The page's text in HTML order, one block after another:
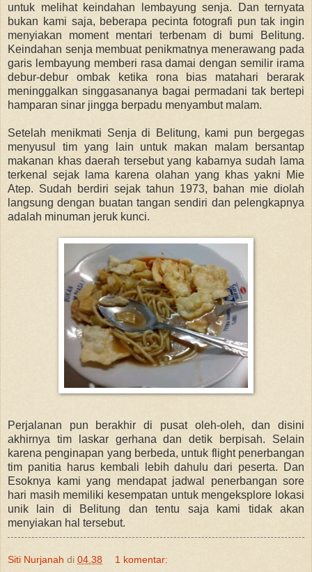
untuk melihat keindahan lembayung senja. Dan ternyata
bukan kami saja, beberapa pecinta fotografi pun tak ingin
menyiakan moment mentari terbenam di bumi Belitung.
Keindahan senja membuat penikmatnya menerawang pada
garis lembayung memberi rasa damai dengan semilir irama
debur-debur ombak ketika rona bias matahari berarak
meninggalkan singgasananya bagai permadani tak bertepi
hamparan sinar jingga berpadu menyambut malam.
Setelah menikmati Senja di Belitung, kami pun bergegas
menyusul tim yang lain untuk makan malam bersantap
makanan khas daerah tersebut yang kabarnya sudah lama
terkenal sejak lama karena olahan yang khas yakni Mie
Atep. Sudah berdiri sejak tahun 1973, bahan mie diolah
langsung dengan buatan tangan sendiri dan pelengkapnya
adalah minuman jeruk kunci.
Perjalanan pun berakhir di pusat oleh-oleh, dan disini
akhirnya tim laskar gerhana dan detik berpisah. Selain
karena penginapan yang berbeda, untuk flight penerbangan
tim panitia harus kembali lebih dahulu dari peserta. Dan
Esoknya kami yang mendapat jadwal penerbangan sore
hari masih memiliki kesempatan untuk mengeksplore lokasi
unik lain di Belitung dan tentu saja kami tidak akan
menyiakan hal tersebut.
Siti Nurjanah di 04.38 1 komentar: